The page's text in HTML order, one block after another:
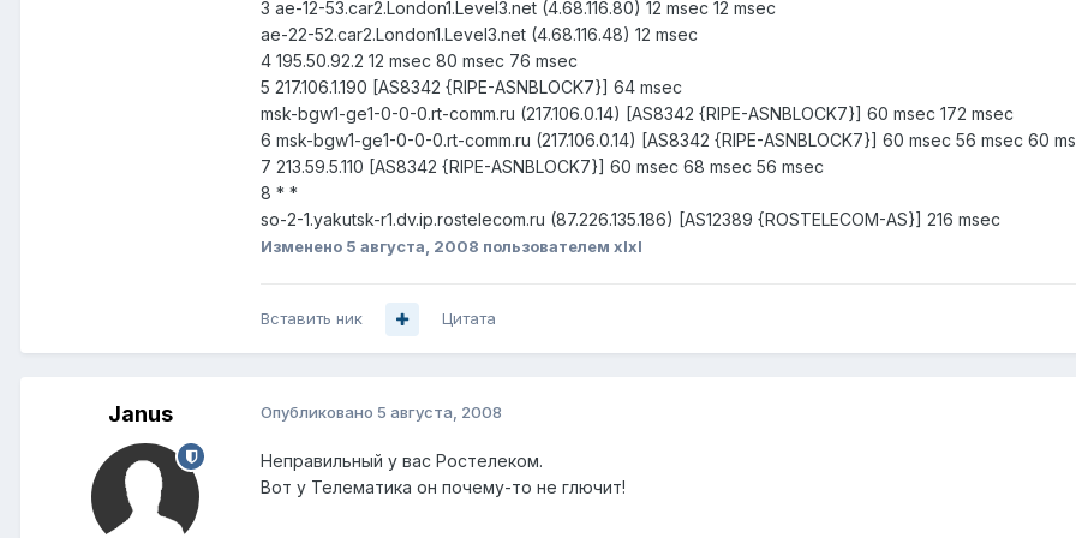
3 ae-12-53.car2.London1.Level3.net (4.68.116.80) 12 msec 12 msec
ae-22-52.car2.London1.Level3.net (4.68.116.48) 12 msec
4 195.50.92.2 12 msec 80 msec 76 msec
5 217.106.1.190 [AS8342 {RIPE-ASNBLOCK7}] 64 msec
msk-bgw1-ge1-0-0-0.rt-comm.ru (217.106.0.14) [AS8342 {RIPE-ASNBLOCK7}] 60 msec 172 msec
6 msk-bgw1-ge1-0-0-0.rt-comm.ru (217.106.0.14) [AS8342 {RIPE-ASNBLOCK7}] 60 msec 56 msec 60
7 213.59.5.110 [AS8342 {RIPE-ASNBLOCK7}] 60 msec 68 msec 56 msec
8 * *
so-2-1.yakutsk-r1.dv.ip.rostelecom.ru (87.226.135.186) [AS12389 {ROSTELECOM-AS}] 216 msec
Изменено 5 августа, 2008 пользователем xlxl
Вставить ник Цитата
Janus Опубликовано 5 августа, 2008
Неправильный у вас Ростелеком.
Вот у Телематика он почему-то не глючит!